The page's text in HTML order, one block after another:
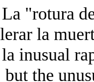
"rotura
la
inusual
but the